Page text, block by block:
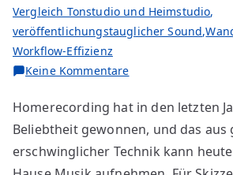
Vergleich Tonstudio und Heimstudio,
veröffentlichungstauglicher Sound,
Workflow-Effizienz
Keine Kommentarezu
größten
Vorteile
vom
Profi-
Homerecording hat in den letzten
Beliebtheit gewonnen, und das
erschwinglicher Technik kann